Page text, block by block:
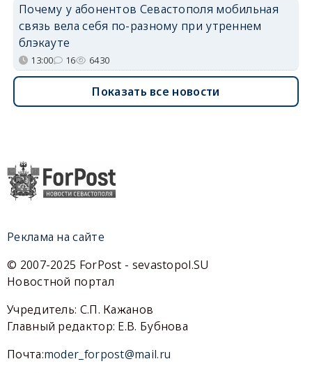
Почему у абонентов Севастополя мобильная
связь вела себя по-разному при утреннем
блэкауте
13:00 16 6430
Показать все новости
Реклама на сайте
© 2007-2025 ForPost - sevastopol.SU
Новостной портал
Учредитель: С.П. Кажанов
Главный редактор: Е.В. Бубнова
Почта:moder_forpost@mail.ru